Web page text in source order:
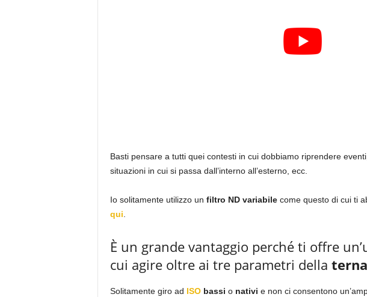
Basti pensare a tutti quei contesti in cui dobbiamo riprendere
situazioni in cui si passa dall’interno all’esterno, ecc.
Io solitamente utilizzo un filtro ND variabilecome questo di cui ti
qui
È un grande vantaggio perché ti offre
cui agire oltre ai tre parametri della
Solitamente giro ad ISO bassi o nativi e non ci consentono